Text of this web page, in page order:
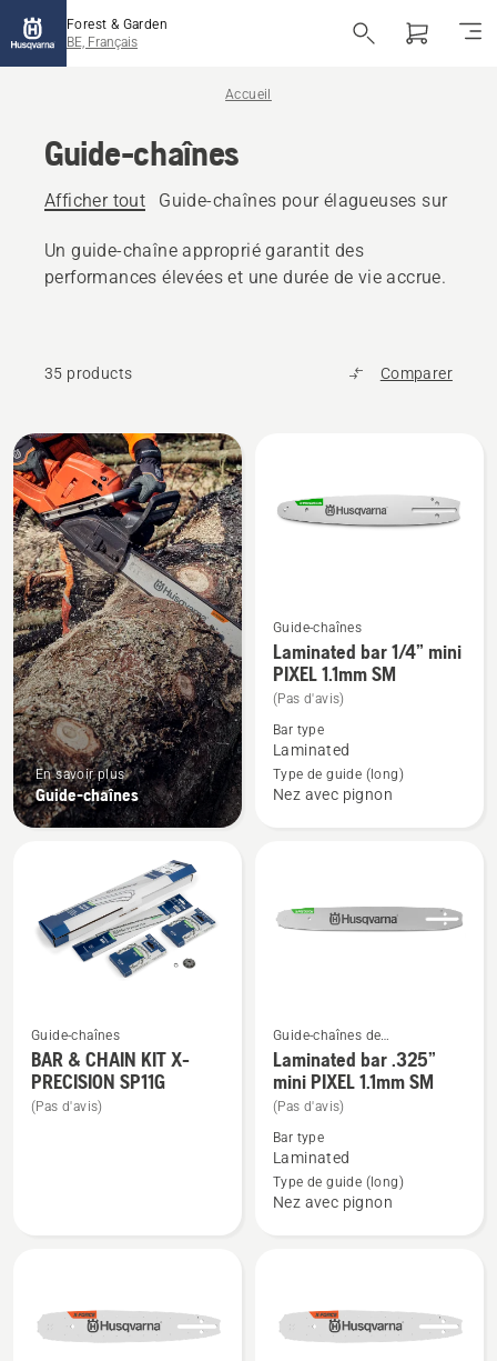
Forest & Garden
BE, Français
Accueil
Guide-chaînes
Afficher tout Guide-chaînes pour élagueuses sur
Un guide-chaîne approprié garantit des
performances élevées et une durée de vie accrue.
35 products Comparer
Tous
les
produits
En savoir plus
Guide-chaînes
Voir
plus
de
détails
sur
Laminated
bar
1.1mm
Guide-chaînes
Laminated bar 1/4” mini
PIXEL 1.1mm SM
(Pas d'avis)
Bar type
Laminated
Type de guide (long)
Nez avec pignon
Voir
plus
de
PRECISION
SP11G
Guide-chaînes
BAR & CHAIN KIT X-
PRECISION SP11G
(Pas d'avis)
Voir
plus
de
détails
sur
Laminated
bar
1.1mm
Guide-chaînes de
tronçonneuses
Laminated bar .325”
mini PIXEL 1.1mm SM
(Pas d'avis)
Bar type
Laminated
Type de guide (long)
Nez avec pignon